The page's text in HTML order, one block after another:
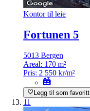
Kontor til leie
Fortunen 5
5013 Bergen
Areal: 170 m²
Pris: 2 550 kr/m²
Legg til som favoritt
11